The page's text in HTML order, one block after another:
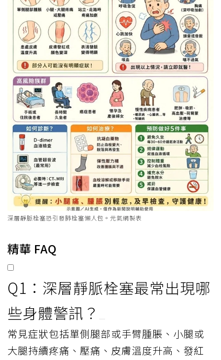
深層靜脈栓塞恐引發肺栓塞懶人包。元氣網製表
精華 FAQ
Q1：深層靜脈栓塞最常出現哪
些身體警訊？
常見症狀包括單側腿部或手臂腫脹、小腿或
大腿持續疼痛、壓痛、皮膚溫度升高、發紅